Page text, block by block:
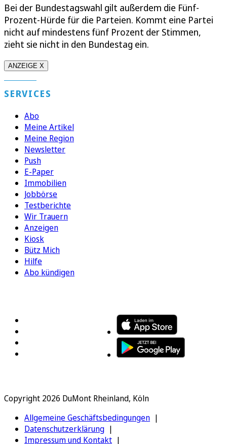
Bei der Bundestagswahl gilt außerdem die Fünf-
Prozent-Hürde für die Parteien. Kommt eine Partei
nicht auf mindestens fünf Prozent der Stimmen,
zieht sie nicht in den Bundestag ein.
ANZEIGE X
SERVICES
Abo
Meine Artikel
Meine Region
Newsletter
Push
E-Paper
Immobilien
Jobbörse
Testberichte
Wir Trauern
Anzeigen
Kiosk
Bütz Mich
Hilfe
Abo kündigen
Copyright 2026 DuMont Rheinland, Köln
Allgemeine Geschäftsbedingungen
Datenschutzerklärung
Impressum und Kontakt